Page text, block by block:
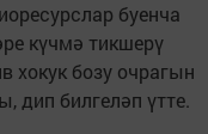
буенча
күчмә тикшерү
бозу очрагын
дип билгеләп үтте.